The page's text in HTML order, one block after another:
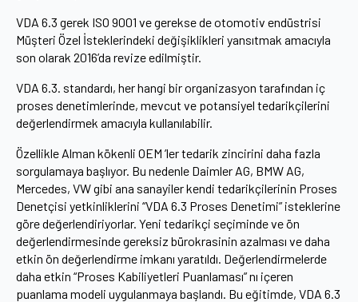
VDA 6.3 gerek ISO 9001 ve gerekse de otomotiv endüstrisi
Müşteri Özel İsteklerindeki değişiklikleri yansıtmak amacıyla
son olarak 2016’da revize edilmiştir.
VDA 6.3. standardı, her hangi bir organizasyon tarafından iç
proses denetimlerinde, mevcut ve potansiyel tedarikçilerini
değerlendirmek amacıyla kullanılabilir.
Özellikle Alman kökenli OEM ’ler tedarik zincirini daha fazla
sorgulamaya başlıyor. Bu nedenle Daimler AG, BMW AG,
Mercedes, VW gibi ana sanayiler kendi tedarikçilerinin Proses
Denetçisi yetkinliklerini “VDA 6.3 Proses Denetimi” isteklerine
göre değerlendiriyorlar. Yeni tedarikçi seçiminde ve ön
değerlendirmesinde gereksiz bürokrasinin azalması ve daha
etkin ön değerlendirme imkanı yaratıldı. Değerlendirmelerde
daha etkin “Proses Kabiliyetleri Puanlaması” nı içeren
puanlama modeli uygulanmaya başlandı. Bu eğitimde, VDA 6.3